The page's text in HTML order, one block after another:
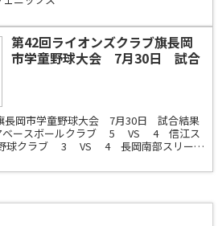
第42回ライオンズクラブ旗長岡
市学童野球大会 7月30日 試合
長岡市学童野球大会 7月30日 試合結果
ベースボールクラブ 5 VS 4 信江ス
野球クラブ 3 VS 4 長岡南部スリース